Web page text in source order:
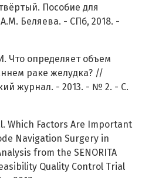
Пособие для
Беляева. - СПб, 2018. -
Что определяет объем
раке желудка? //
журнал. - 2013. - № 2. - С.
Which Factors Are Important
Navigation Surgery in
from the SENORITA
Quality Control Trial